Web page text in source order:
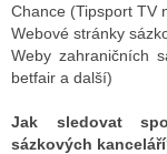
STRÁNKY TV
Chance (Tipsport TV
Webové stránky
Weby zahraničních
betfair a další)
Jak sledovat
sázkových